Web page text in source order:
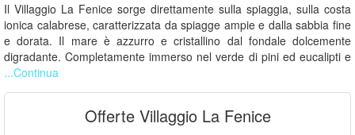
Il Villaggio La Fenice sorge direttamente sulla spiaggia, sulla costa
ionica calabrese, caratterizzata da spiagge ampie e dalla sabbia fine
e dorata. Il mare è azzurro e cristallino dal fondale dolcemente
digradante. Completamente immerso nel verde di pini ed eucalipti e
...Continua
Offerte Villaggio La Fenice